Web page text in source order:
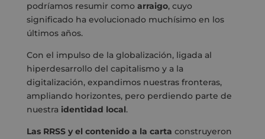
podríamos resumir como arraigo, cuyo
significado ha evolucionado muchísimo en los
últimos años.
Con el impulso de la globalización, ligada al
hiperdesarrollo del capitalismo y a la
digitalización, expandimos nuestras fronteras,
ampliando horizontes, pero perdiendo parte de
nuestra identidad local.
Las RRSS y el contenido a la carta construyeron